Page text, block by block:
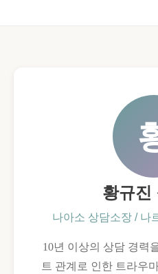
황규진
나아소 상담소장 / 나
10년 이상의 상담 경력
트 관계로 인한 트라우